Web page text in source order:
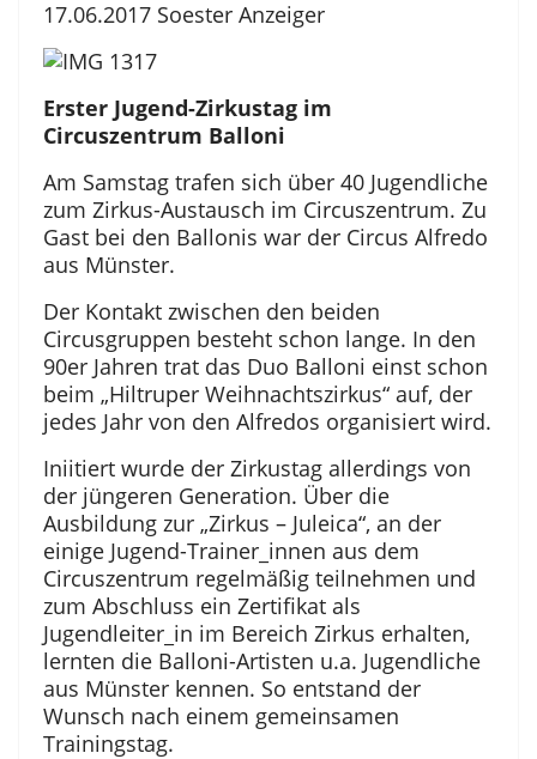
17.06.2017 Soester Anzeiger
Erster Jugend-Zirkustag im
Circuszentrum Balloni
Am Samstag trafen sich über 40 Jugendliche
zum Zirkus-Austausch im Circuszentrum. Zu
Gast bei den Ballonis war der Circus Alfredo
aus Münster.
Der Kontakt zwischen den beiden
Circusgruppen besteht schon lange. In den
90er Jahren trat das Duo Balloni einst schon
beim „Hiltruper Weihnachtszirkus“ auf, der
jedes Jahr von den Alfredos organisiert wird.
Iniitiert wurde der Zirkustag allerdings von
der jüngeren Generation. Über die
Ausbildung zur „Zirkus – Juleica“, an der
einige Jugend-Trainer_innen aus dem
Circuszentrum regelmäßig teilnehmen und
zum Abschluss ein Zertifikat als
Jugendleiter_in im Bereich Zirkus erhalten,
lernten die Balloni-Artisten u.a. Jugendliche
aus Münster kennen. So entstand der
Wunsch nach einem gemeinsamen
Trainingstag.